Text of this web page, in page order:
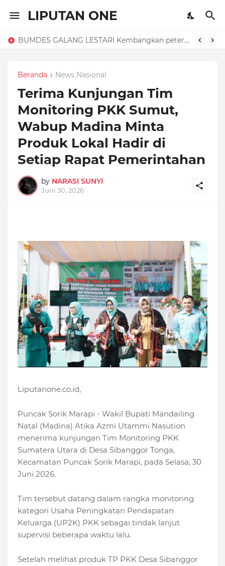
LIPUTAN ONE
BUMDES GALANG LESTARI Kembangkan peternakan Ayam petelur, dorong. Ketahanan pangan dan (PADes).
Beranda News Nasional
Terima Kunjungan Tim
Monitoring PKK Sumut,
Wabup Madina Minta
Produk Lokal Hadir di
Setiap Rapat Pemerintahan
by NARASI SUNYI
Juni 30, 2026
Liputanone.co.id,
Puncak Sorik Marapi - Wakil Bupati Mandailing
Natal (Madina) Atika Azmi Utammi Nasution
menerima kunjungan Tim Monitoring PKK
Sumatera Utara di Desa Sibanggor Tonga,
Kecamatan Puncak Sorik Marapi, pada Selasa, 30
Juni 2026.
Tim tersebut datang dalam rangka monitoring
kategori Usaha Peningkatan Pendapatan
Keluarga (UP2K) PKK sebagai tindak lanjut
supervisi beberapa waktu lalu.
Setelah melihat produk TP PKK Desa Sibanggor